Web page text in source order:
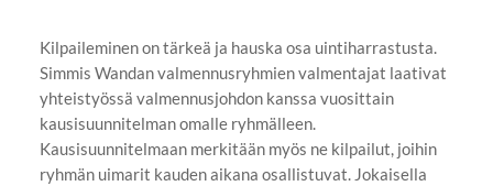
Kilpaileminen on tärkeä ja hauska osa uintiharrastusta.
Simmis Wandan valmennusryhmien valmentajat laativat
yhteistyössä valmennusjohdon kanssa vuosittain
kausisuunnitelman omalle ryhmälleen.
Kausisuunnitelmaan merkitään myös ne kilpailut, joihin
ryhmän uimarit kauden aikana osallistuvat. Jokaisella